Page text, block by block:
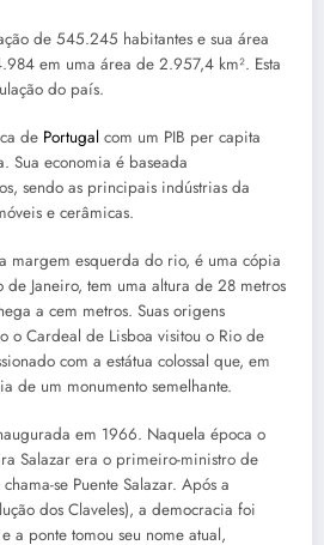
de 545.245 habitantes e sua área
em uma área de 2.957,4 km². Esta
do país.
de Portugal com um PIB per capita
Sua economia é baseada
sendo as principais indústrias da
e cerâmicas.
margem esquerda do rio, é uma cópia
Janeiro, tem uma altura de 28 metros
a cem metros. Suas origens
o Cardeal de Lisboa visitou o Rio de
com a estátua colossal que, em
de um monumento semelhante.
em 1966. Naquela época o
Salazar era o primeiro-ministro de
se Puente Salazar. Após a
dos Claveles), a democracia foi
a ponte tomou seu nome atual,